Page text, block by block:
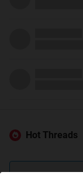
Hot Threads